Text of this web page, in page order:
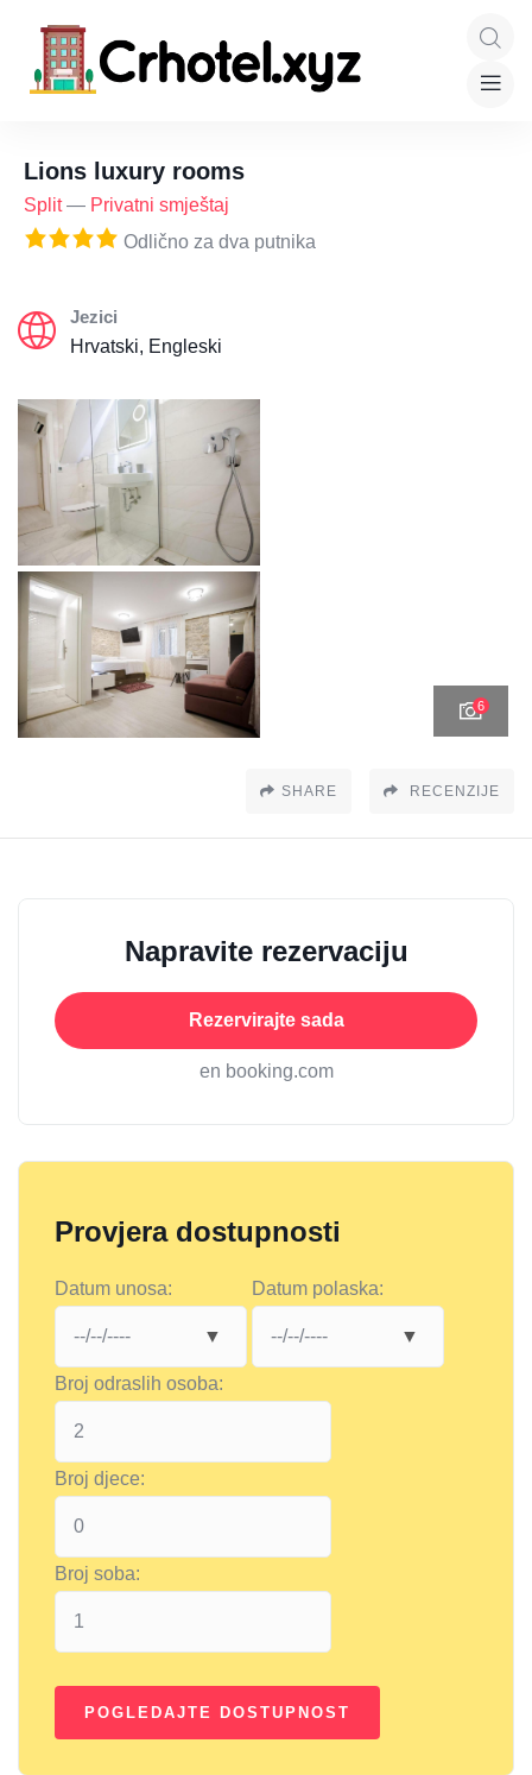
Lions luxury rooms
Split— Privatni smještaj
Odlično za dva putnika
Jezici
Hrvatski, Engleski
6
SHARE RECENZIJE
Napravite rezervaciju
Rezervirajte sada
en booking.com
Provjera dostupnosti
Datum unosa: Datum polaska:
Broj odraslih osoba:
Broj djece:
Broj soba: